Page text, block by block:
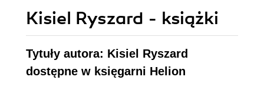
Kisiel Ryszard - książki
Tytuły autora: Kisiel Ryszard
dostępne w księgarni Helion